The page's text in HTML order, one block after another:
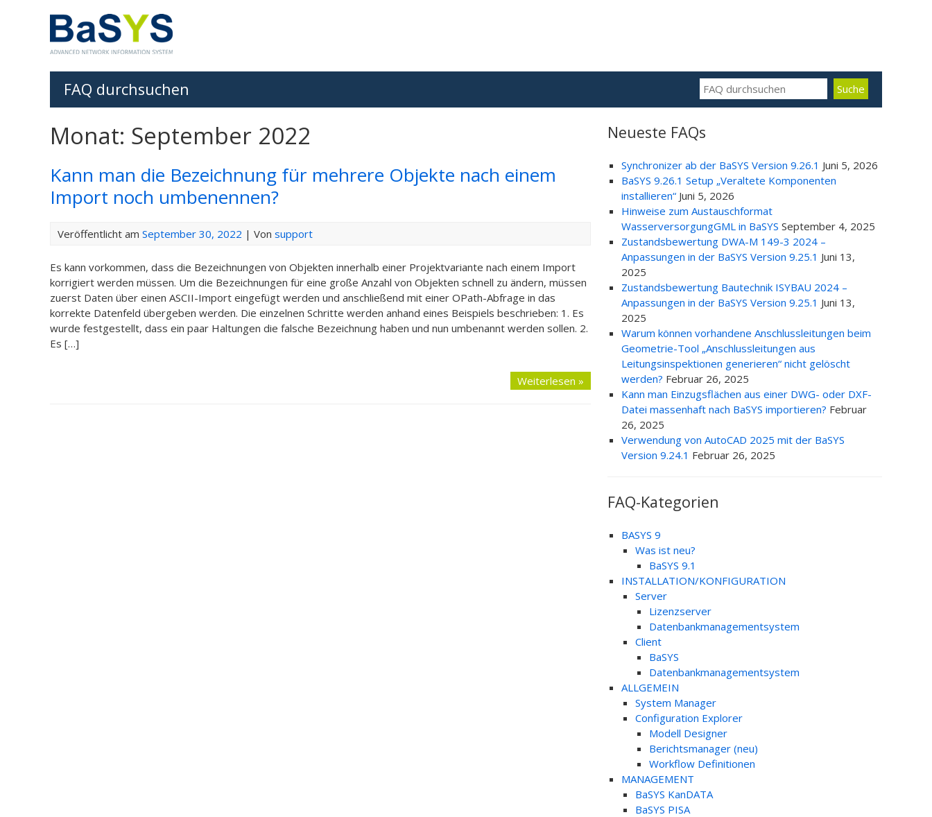
FAQ durchsuchen
Monat: September 2022
Kann man die Bezeichnung für mehrere Objekte nach einem
Import noch umbenennen?
Veröffentlicht am September 30, 2022 | Von support
Es kann vorkommen, dass die Bezeichnungen von Objekten innerhalb einer Projektvariante nach einem Import
korrigiert werden müssen. Um die Bezeichnungen für eine große Anzahl von Objekten schnell zu ändern, müssen
zuerst Daten über einen ASCII-Import eingefügt werden und anschließend mit einer OPath-Abfrage in das
korrekte Datenfeld übergeben werden. Die einzelnen Schritte werden anhand eines Beispiels beschrieben: 1. Es
wurde festgestellt, dass ein paar Haltungen die falsche Bezeichnung haben und nun umbenannt werden sollen. 2.
Es […]
Weiterlesen »
Neueste FAQs
Synchronizer ab der BaSYS Version 9.26.1 Juni 5, 2026
BaSYS 9.26.1 Setup „Veraltete Komponenten
installieren“ Juni 5, 2026
Hinweise zum Austauschformat
WasserversorgungGML in BaSYS September 4, 2025
Zustandsbewertung DWA-M 149-3 2024 –
Anpassungen in der BaSYS Version 9.25.1 Juni 13,
2025
Zustandsbewertung Bautechnik ISYBAU 2024 –
Anpassungen in der BaSYS Version 9.25.1 Juni 13,
2025
Warum können vorhandene Anschlussleitungen beim
Geometrie-Tool „Anschlussleitungen aus
Leitungsinspektionen generieren“ nicht gelöscht
werden? Februar 26, 2025
Kann man Einzugsflächen aus einer DWG- oder DXF-
Datei massenhaft nach BaSYS importieren? Februar
26, 2025
Verwendung von AutoCAD 2025 mit der BaSYS
Version 9.24.1 Februar 26, 2025
FAQ-Kategorien
BASYS 9
Was ist neu?
BaSYS 9.1
INSTALLATION/KONFIGURATION
Server
Lizenzserver
Datenbankmanagementsystem
Client
BaSYS
Datenbankmanagementsystem
ALLGEMEIN
System Manager
Configuration Explorer
Modell Designer
Berichtsmanager (neu)
Workflow Definitionen
MANAGEMENT
BaSYS KanDATA
BaSYS PISA